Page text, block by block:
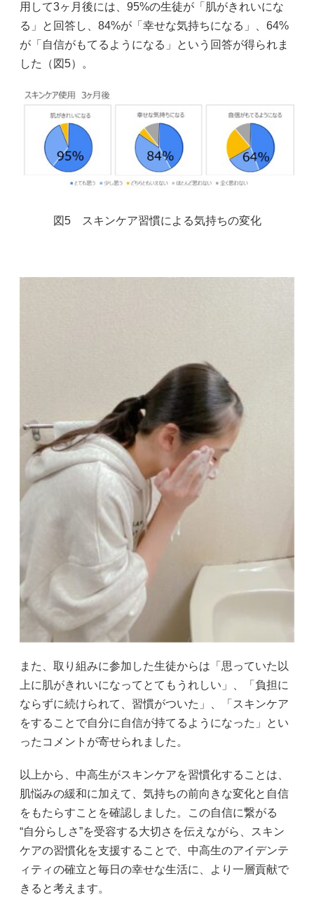
用して3ヶ月後には、95%の生徒が「肌がきれいにな
る」と回答し、84%が「幸せな気持ちになる」、64%
が「自信がもてるようになる」という回答が得られま
した（図5）。
図5 スキンケア習慣による気持ちの変化
また、取り組みに参加した生徒からは「思っていた以
上に肌がきれいになってとてもうれしい」、「負担に
ならずに続けられて、習慣がついた」、「スキンケア
をすることで自分に自信が持てるようになった」とい
ったコメントが寄せられました。
以上から、中高生がスキンケアを習慣化することは、
肌悩みの緩和に加えて、気持ちの前向きな変化と自信
をもたらすことを確認しました。この自信に繋がる
“自分らしさ”を受容する大切さを伝えながら、スキン
ケアの習慣化を支援することで、中高生のアイデンテ
ィティの確立と毎日の幸せな生活に、より一層貢献で
きると考えます。